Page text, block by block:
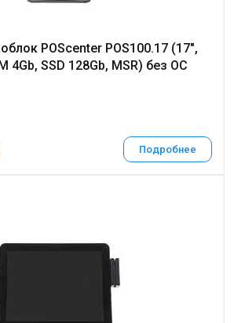
POScenter POS100.17 (17",
4Gb, SSD 128Gb, MSR) без ОС
Подробнее